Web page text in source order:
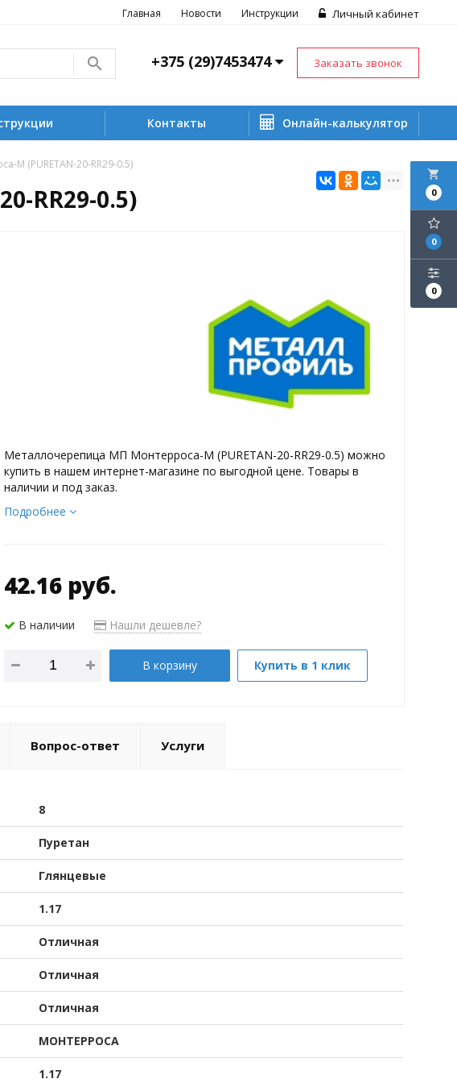
Личный кабинет
Главная Новости Инструкции
+375 (29)7453474 Заказать звонок
Контакты Онлайн-калькулятор
M (PURETAN-20-RR29-0.5)
RR29-0.5)
local_grocery_store
0
0
0
Металлочерепица МП Монтерроса-M (PURETAN-20-RR29-0.5) можно
купить в нашем интернет-магазине по выгодной цене. Товары в
наличии и под заказ.
Подробнее
42.16 руб.
В наличии Нашли дешевле?
В корзину Купить в 1 клик
Вопрос-ответ Услуги
8
Пуретан
Глянцевые
1.17
Отличная
Отличная
Отличная
МОНТЕРРОСА
1.17